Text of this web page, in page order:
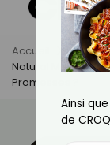
Accueil Actus
Natural Mounjaro :
Promesses ?
Ainsi
de